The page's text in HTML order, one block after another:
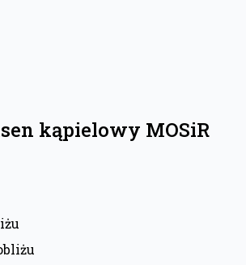
kąpielowy MOSiR